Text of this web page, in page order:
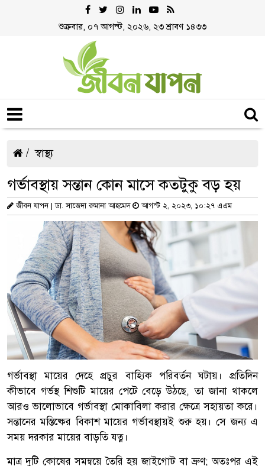
শুক্রবার, ০৭ আগস্ট, ২০২৬, ২৩ শ্রাবণ ১৪৩৩
স্বাস্থ্য
গর্ভাবস্থায় সন্তান কোন মাসে কতটুকু বড় হয়
জীবন যাপন | ডা. সাজেদা রুমানা আহমেদ আগস্ট ২, ২০২৩, ১০:২৭ এএম
গর্ভাবস্থা মায়ের দেহে প্রচুর বাহ্যিক পরিবর্তন ঘটায়। প্রতিদিন
কীভাবে গর্ভস্থ শিশুটি মায়ের পেটে বেড়ে উঠছে, তা জানা থাকলে
আরও ভালোভাবে গর্ভাবস্থা মোকাবিলা করার ক্ষেত্রে সহায়তা করে।
সন্তানের মস্তিষ্কের বিকাশ মায়ের গর্ভাবস্থায়ই শুরু হয়। সে জন্য এ
সময় দরকার মায়ের বাড়তি যত্ন।
মাত্র দুটি কোষের সমন্বয়ে তৈরি হয় জাইগোট বা ভ্রুণ; অতঃপর এই